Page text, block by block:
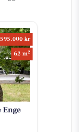
kr
62 m2
Enge